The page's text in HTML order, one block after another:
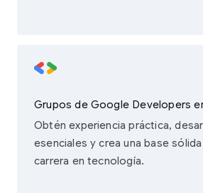
Grupos de Google Developers
Obtén experiencia práctica,
esenciales y crea una base sólida
carrera en tecnología.